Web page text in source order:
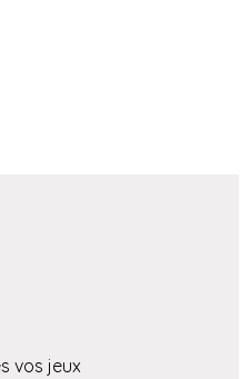
vos jeux